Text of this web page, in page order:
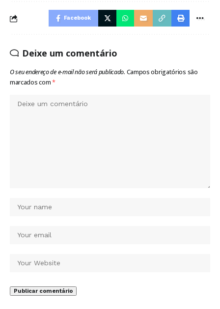
Facebook
Deixe um comentário
O seu endereço de e-mail não será publicado. Campos obrigatórios são
marcados com*